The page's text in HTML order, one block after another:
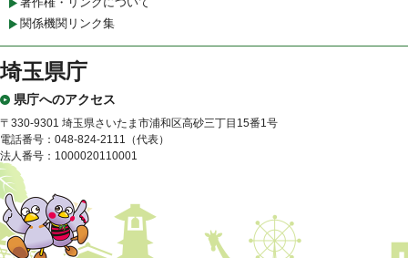
関係機関リンク集
埼玉県庁
県庁へのアクセス
〒330-9301 埼玉県さいたま市浦和区高砂三丁目15番1号
電話番号：048-824-2111（代表）
法人番号：1000020110001